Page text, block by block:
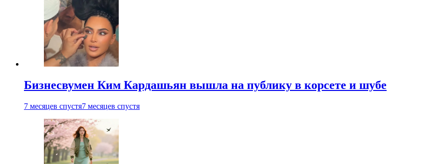
Бизнесвумен Ким Кардашьян вышла на публику в корсете и шубе
7 месяцев спустя7 месяцев спустя